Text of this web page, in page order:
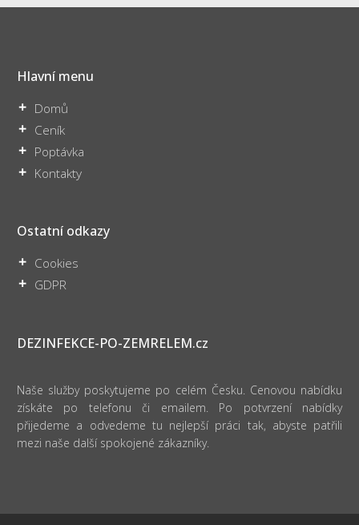
Hlavní menu
Domů
Ceník
Poptávka
Kontakty
Ostatní odkazy
Cookies
GDPR
DEZINFEKCE-PO-ZEMRELEM.cz
Naše služby poskytujeme po celém Česku. Cenovou nabídku
získáte po telefonu či emailem. Po potvrzení nabídky
přijedeme a odvedeme tu nejlepší práci tak, abyste patřili
mezi naše další spokojené zákazníky.